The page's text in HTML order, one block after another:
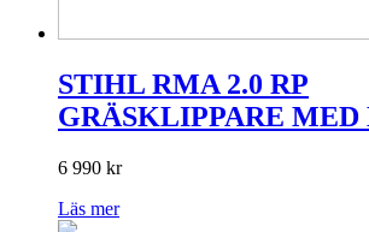
STIHL RMA 2.0 RP
GRÄSKLIPPARE MED
6 990 kr
Läs mer